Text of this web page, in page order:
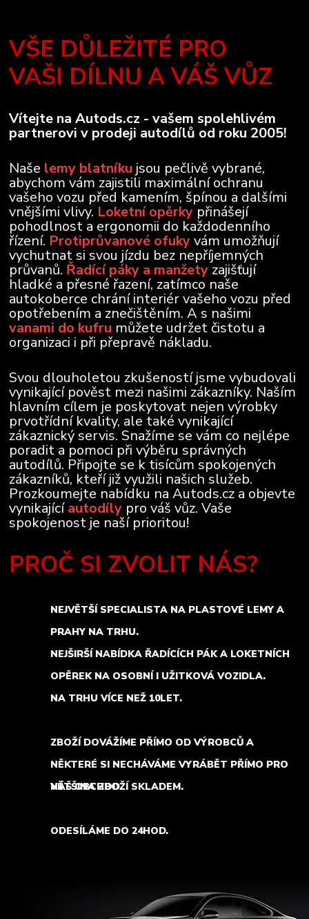
VŠE DŮLEŽITÉ PRO
VAŠI DÍLNU A VÁŠ VŮZ
Vítejte na Autods.cz - vašem spolehlivém
partnerovi v prodeji autodílů od roku 2005!
Naše lemy blatníku jsou pečlivě vybrané,
abychom vám zajistili maximální ochranu
vašeho vozu před kamením, špínou a dalšími
vnějšími vlivy. Loketní opěrky přinášejí
pohodlnost a ergonomii do každodenního
řízení. Protiprůvanové ofukyvám umožňují
vychutnat si svou jízdu bez nepříjemných
průvanů. Řadící páky a manžety zajišťují
hladké a přesné řazení, zatímco naše
autokoberce chrání interiér vašeho vozu před
opotřebením a znečištěním. A s našimi
vanami do kufru můžete udržet čistotu a
organizaci i při přepravě nákladu.
Svou dlouholetou zkušeností jsme vybudovali
vynikající pověst mezi našimi zákazníky. Naším
hlavním cílem je poskytovat nejen výrobky
prvotřídní kvality, ale také vynikající
zákaznický servis. Snažíme se vám co nejlépe
poradit a pomoci při výběru správných
autodílů. Připojte se k tisícům spokojených
zákazníků, kteří již využili našich služeb.
Prozkoumejte nabídku na Autods.cz a objevte
vynikajícíautodíly pro váš vůz. Vaše
spokojenost je naší prioritou!
PROČ SI ZVOLIT NÁS?
NEJVĚTŠÍ SPECIALISTA NA PLASTOVÉ LEMY A
PRAHY NA TRHU.
NEJŠIRŠÍ NABÍDKA ŘADÍCÍCH PÁK A LOKETNÍCH
OPĚREK NA OSOBNÍ I UŽITKOVÁ VOZIDLA.
NA TRHU VÍCE NEŽ 10LET.
ZBOŽÍ DOVÁŽÍME PŘÍMO OD VÝROBCŮ A
NĚKTERÉ SI NECHÁVÁME VYRÁBĚT PŘÍMO PRO
NÁŠ OBCHOD.
VĚTŠINA ZBOŽÍ SKLADEM.
ODESÍLÁME DO 24HOD.